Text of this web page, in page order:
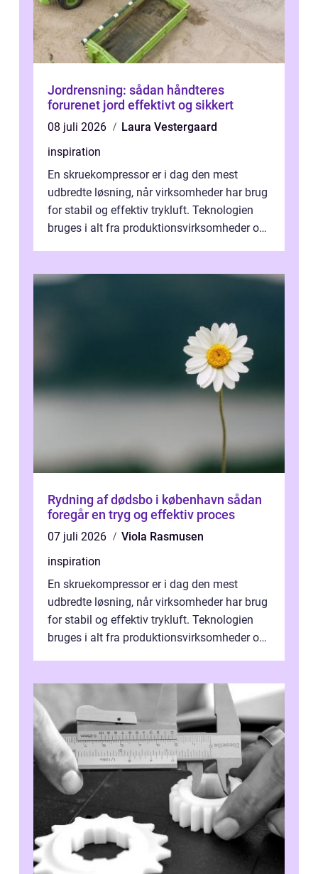
Jordrensning: sådan håndteres
forurenet jord effektivt og sikkert
08 juli 2026
Laura Vestergaard
inspiration
En skruekompressor er i dag den mest
udbredte løsning, når virksomheder har brug
for stabil og effektiv trykluft. Teknologien
bruges i alt fra produktionsvirksomheder og
Rydning af dødsbo i københavn sådan
foregår en tryg og effektiv proces
07 juli 2026
Viola Rasmusen
inspiration
En skruekompressor er i dag den mest
udbredte løsning, når virksomheder har brug
for stabil og effektiv trykluft. Teknologien
bruges i alt fra produktionsvirksomheder og